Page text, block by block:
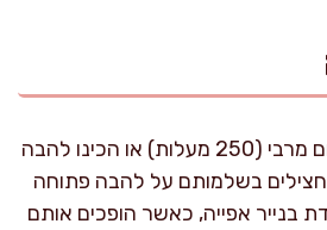
הדליקו תנור על חום מרבי (250 מעלות) או הכינו להבה
בשלמותם על להבה פתוחה
בנייר אפייה, כאשר הופכים אותם